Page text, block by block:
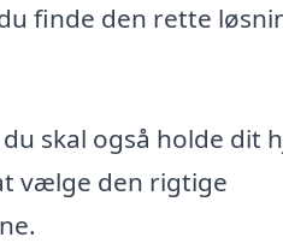
finde den rette
skal også holde dit
vælge den rigtige